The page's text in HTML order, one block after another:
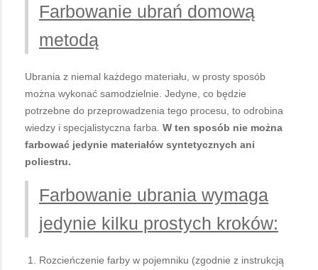
Farbowanie ubrań domową
metodą
Ubrania z niemal każdego materiału, w prosty sposób
można wykonać samodzielnie. Jedyne, co będzie
potrzebne do przeprowadzenia tego procesu, to odrobina
wiedzy i specjalistyczna farba. W ten sposób nie można
farbować jedynie materiałów syntetycznych ani
poliestru.
Farbowanie ubrania wymaga
jedynie kilku prostych kroków:
Rozcieńczenie farby w pojemniku (zgodnie z instrukcją